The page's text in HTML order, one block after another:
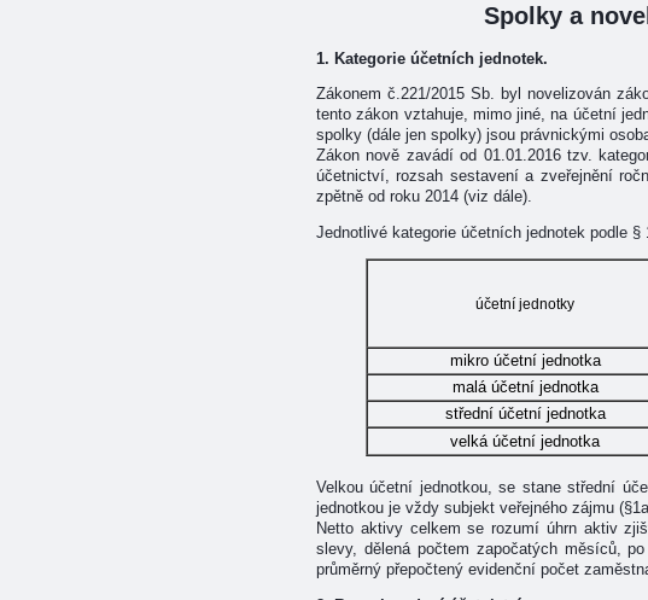
Spolky a
1. Kategorie účetních jednotek.
Zákonem č.221/2015 Sb. byl novelizován
tento zákon vztahuje, mimo jiné, na účetní
spolky (dále jen spolky) jsou právnickými
Zákon nově zavádí od 01.01.2016 tzv.
účetnictví, rozsah sestavení a zveřejnění
zpětně od roku 2014 (viz dále).
Jednotlivé kategorie účetních jednotek podle §
účetní jednotky
mikro účetní jednotka
malá účetní jednotka
střední účetní jednotka
velká účetní jednotka
Velkou účetní jednotkou, se stane střední
jednotkou je vždy subjekt veřejného zájmu
Netto aktivy celkem se rozumí úhrn aktiv
slevy, dělená počtem započatých měsíců,
průměrný přepočtený evidenční počet